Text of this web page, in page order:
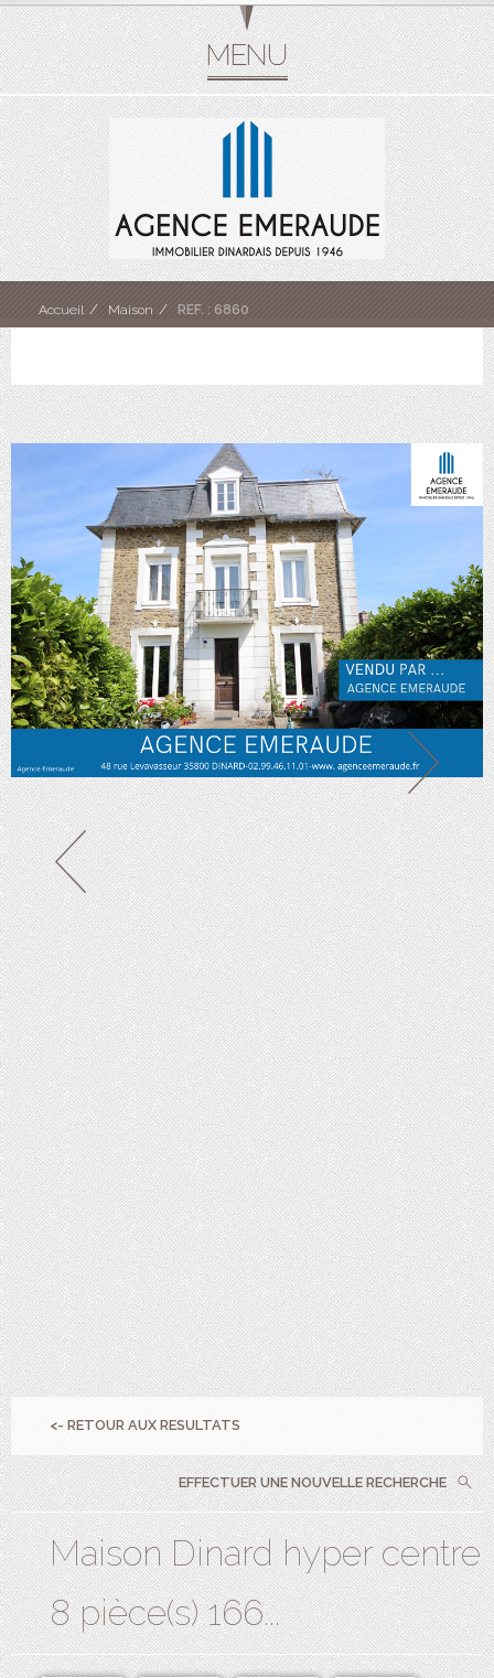
Accueil Maison REF. : 6860
<- RETOUR AUX RESULTATS
EFFECTUER UNE NOUVELLE RECHERCHE
Maison Dinard hyper centre
8 pièce(s) 166...